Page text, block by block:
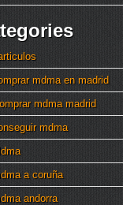
mdma en madrid
mdma madrid
mdma
a coruña
andorra